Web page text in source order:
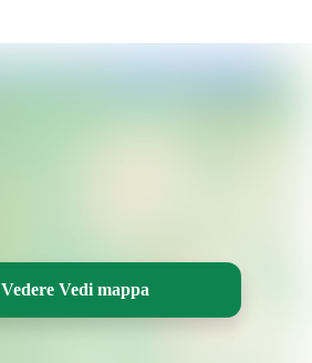
Vedere Vedi mappa